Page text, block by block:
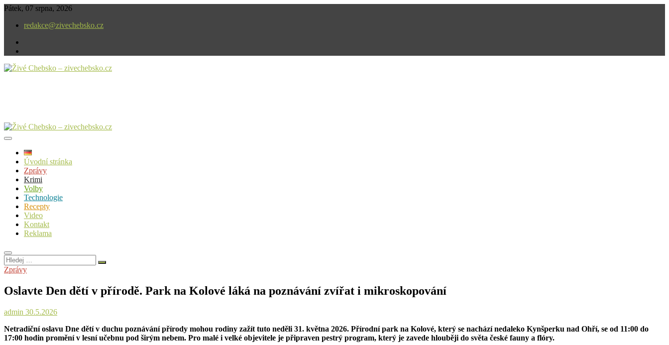
Skip
content
Pátek, 07 srpna, 2026
redakce@zivechebsko.cz
Úvodní stránka
Zprávy
Krimi
Volby
Technologie
Recepty
Video
Kontakt
Reklama
Hledej
…
Zprávy
Oslavte Den dětí v přírodě. Park na Kolové láká na poznávání zvířat i mikroskopování
admin 30.5.2026
Netradiční oslavu Dne dětí v duchu poznávání přírody mohou rodiny zažít tuto neděli 31. května 2026. Přírodní park na Kolové, který se nachází nedaleko Kynšperku nad Ohří, se od 11:00 do
17:00 hodin promění v lesní učebnu pod širým nebem. Pro malé i velké objevitele je připraven pestrý program, který je zavede hlouběji do světa české fauny a flóry.